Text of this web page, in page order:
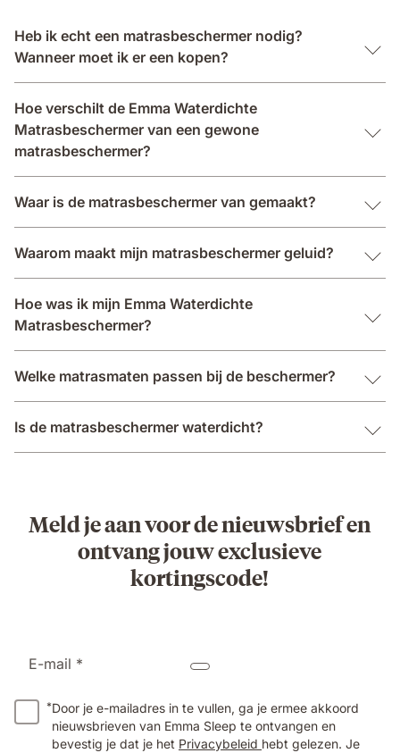
Heb ik echt een matrasbeschermer nodig?
Wanneer moet ik er een kopen?
Hoe verschilt de Emma Waterdichte
Matrasbeschermer van een gewone
matrasbeschermer?
Waar is de matrasbeschermer van gemaakt?
Waarom maakt mijn matrasbeschermer geluid?
Hoe was ik mijn Emma Waterdichte
Matrasbeschermer?
Welke matrasmaten passen bij de beschermer?
Is de matrasbeschermer waterdicht?
Meld je aan voor de nieuwsbrief en
ontvang jouw exclusieve
kortingscode!
E-mail *
*Door je e-mailadres in te vullen, ga je ermee akkoord
nieuwsbrieven van Emma Sleep te ontvangen en
bevestig je dat je het Privacybeleid hebt gelezen. Je